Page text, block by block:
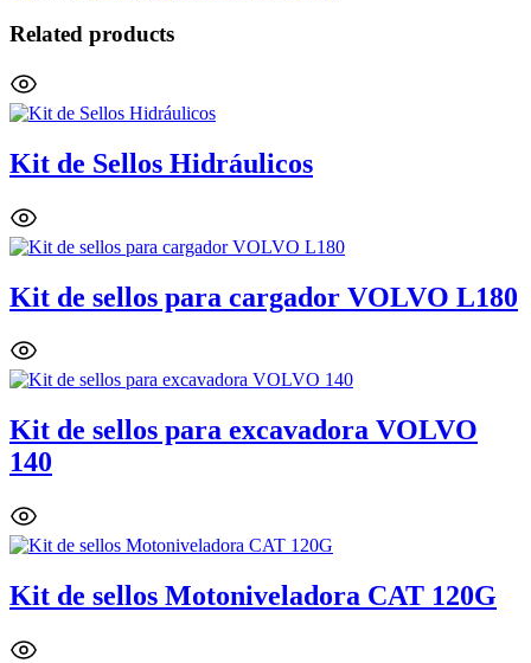
Related products
Kit de Sellos Hidráulicos
Kit de sellos para cargador VOLVO L180
Kit de sellos para excavadora VOLVO
140
Kit de sellos Motoniveladora CAT 120G